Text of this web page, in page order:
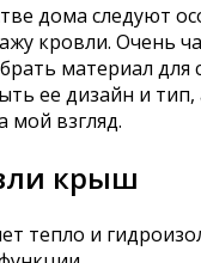
дома следуют
кровли. Очень
материал
ее дизайн и тип,
мой взгляд.
крыш
тепло и